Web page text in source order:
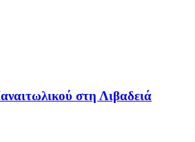
στη Λιβαδειά